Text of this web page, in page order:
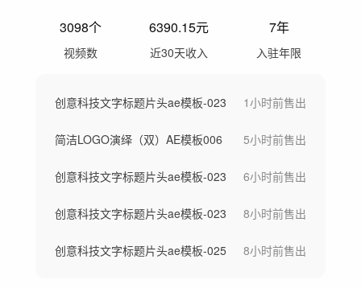
3098个
视频数
6390.15元
近30天收入
7年
入驻年限
创意科技文字标题片头ae模板-023 1小时前售出
简洁LOGO演绎（双）AE模板006 5小时前售出
创意科技文字标题片头ae模板-023 6小时前售出
创意科技文字标题片头ae模板-023 8小时前售出
创意科技文字标题片头ae模板-025 8小时前售出